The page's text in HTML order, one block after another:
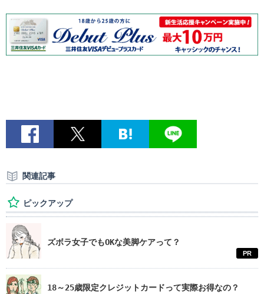
関連記事
ピックアップ
ズボラ女子でもOKな美脚ケアって？
PR
18～25歳限定クレジットカードって実際お得なの？